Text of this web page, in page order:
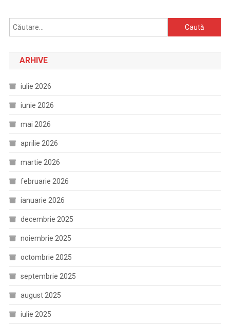
Caută
după:
ARHIVE
iulie 2026
iunie 2026
mai 2026
aprilie 2026
martie 2026
februarie 2026
ianuarie 2026
decembrie 2025
noiembrie 2025
octombrie 2025
septembrie 2025
august 2025
iulie 2025